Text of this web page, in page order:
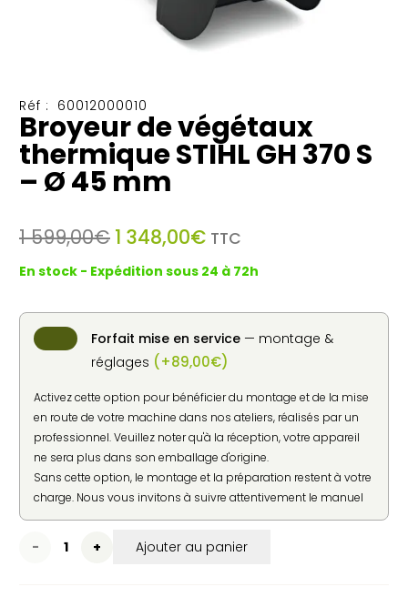
Réf : 60012000010
Broyeur de végétaux
thermique STIHL GH 370 S
– Ø 45 mm
1 599,00€ Le
initial
1
599,00€.
1 348,00€Le
actuel
1
348,00€.
TTC
En stock - Expédition sous 24 à 72h
Forfait mise en service — montage &
réglages (+89,00€)
Activez cette option pour bénéficier du montage et de la mise
en route de votre machine dans nos ateliers, réalisés par un
professionnel. Veuillez noter qu'à la réception, votre appareil
ne sera plus dans son emballage d'origine.
Sans cette option, le montage et la préparation restent à votre
charge. Nous vous invitons à suivre attentivement le manuel
d'utilisation fourni par le constructeur pour une mise en
quantité
Ajouter au panier